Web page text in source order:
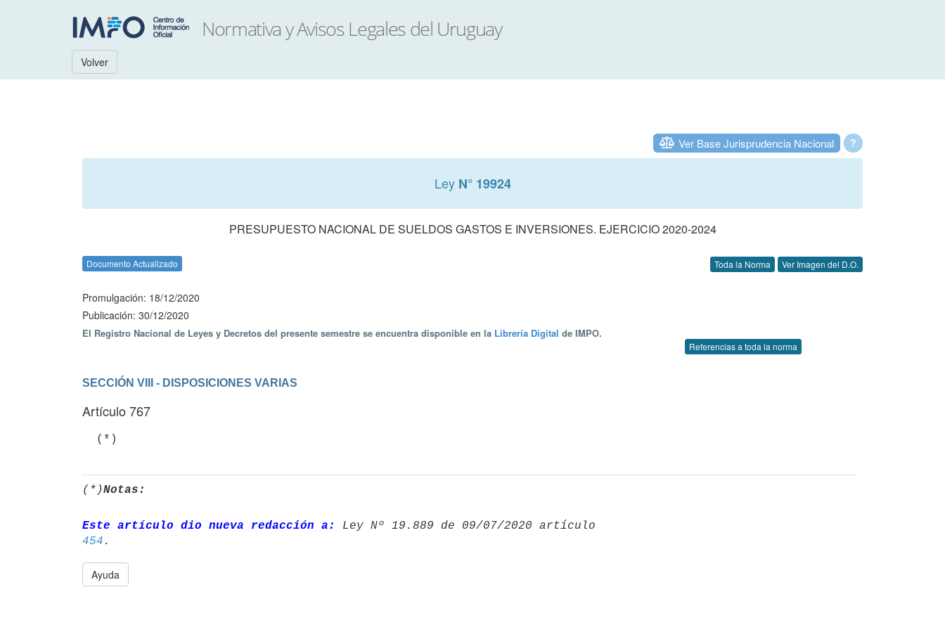
Volver
?
Ver Base Jurisprudencia Nacional
Ley N° 19924
PRESUPUESTO NACIONAL DE SUELDOS GASTOS E INVERSIONES. EJERCICIO 2020-2024
Documento Actualizado Toda la Norma Ver Imagen del D.O.
Promulgación: 18/12/2020
Publicación: 30/12/2020
El Registro Nacional de Leyes y Decretos del presente semestre se encuentra disponible en la Librería Digital de IMPO.
Referencias a toda la norma
SECCIÓN VIII - DISPOSICIONES VARIAS
Artículo 767
  (*)
(*)Notas:
Este artículo dio nueva redacción a:
454
Ayuda